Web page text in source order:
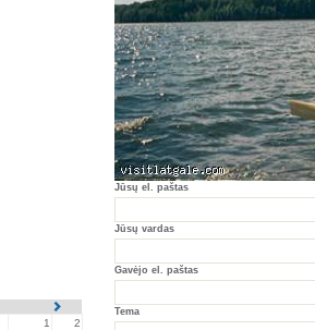
1
2
Jūsų el. paštas
Jūsų vardas
Gavėjo el. paštas
Tema